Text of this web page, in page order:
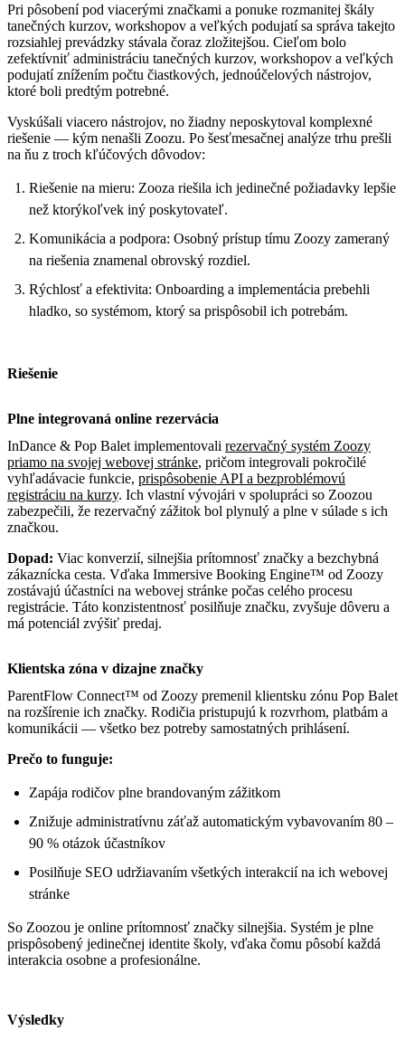
Pri pôsobení pod viacerými značkami a ponuke rozmanitej škály
tanečných kurzov, workshopov a veľkých podujatí sa správa takejto
rozsiahlej prevádzky stávala čoraz zložitejšou. Cieľom bolo
zefektívniť administráciu tanečných kurzov, workshopov a veľkých
podujatí znížením počtu čiastkových, jednoúčelových nástrojov,
ktoré boli predtým potrebné.
Vyskúšali viacero nástrojov, no žiadny neposkytoval komplexné
riešenie — kým nenašli Zoozu. Po šesťmesačnej analýze trhu prešli
na ňu z troch kľúčových dôvodov:
Riešenie na mieru: Zooza riešila ich jedinečné požiadavky lepšie
než ktorýkoľvek iný poskytovateľ.
Komunikácia a podpora: Osobný prístup tímu Zoozy zameraný
na riešenia znamenal obrovský rozdiel.
Rýchlosť a efektivita: Onboarding a implementácia prebehli
hladko, so systémom, ktorý sa prispôsobil ich potrebám.
Riešenie
Plne integrovaná online rezervácia
InDance & Pop Balet implementovali rezervačný systém Zoozy
priamo na svojej webovej stránke, pričom integrovali pokročilé
vyhľadávacie funkcie, prispôsobenie API a bezproblémovú
registráciu na kurzy. Ich vlastní vývojári v spolupráci so Zoozou
zabezpečili, že rezervačný zážitok bol plynulý a plne v súlade s ich
značkou.
Dopad: Viac konverzií, silnejšia prítomnosť značky a bezchybná
zákaznícka cesta. Vďaka Immersive Booking Engine™ od Zoozy
zostávajú účastníci na webovej stránke počas celého procesu
registrácie. Táto konzistentnosť posilňuje značku, zvyšuje dôveru a
má potenciál zvýšiť predaj.
Klientska zóna v dizajne značky
ParentFlow Connect™ od Zoozy premenil klientsku zónu Pop Balet
na rozšírenie ich značky. Rodičia pristupujú k rozvrhom, platbám a
komunikácii — všetko bez potreby samostatných prihlásení.
Prečo to funguje:
Zapája rodičov plne brandovaným zážitkom
Znižuje administratívnu záťaž automatickým vybavovaním 80 –
90 % otázok účastníkov
Posilňuje SEO udržiavaním všetkých interakcií na ich webovej
stránke
So Zoozou je online prítomnosť značky silnejšia. Systém je plne
prispôsobený jedinečnej identite školy, vďaka čomu pôsobí každá
interakcia osobne a profesionálne.
Výsledky